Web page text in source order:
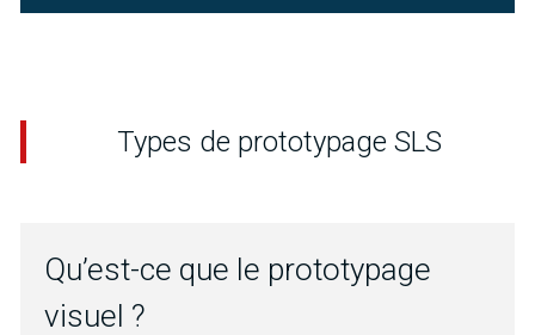
Types de prototypage SLS
Qu’est-ce que le prototypage
visuel ?